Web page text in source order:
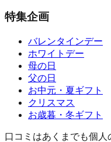
特集企画
バレンタインデー
ホワイトデー
母の日
父の日
お中元・夏ギフト
クリスマス
お歳暮・冬ギフト
口コミはあくまでも個人